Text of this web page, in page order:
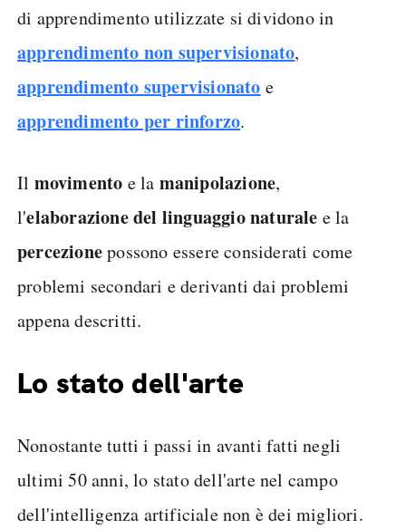
di apprendimento utilizzate si dividono in
apprendimento non supervisionato,
apprendimento supervisionato e
apprendimento per rinforzo.
Il movimento e la manipolazione,
l'elaborazione del linguaggio naturale e la
percezionepossono essere considerati come
problemi secondari e derivanti dai problemi
appena descritti.
Lo stato dell'arte
Nonostante tutti i passi in avanti fatti negli
ultimi 50 anni, lo stato dell'arte nel campo
dell'intelligenza artificiale non è dei migliori.